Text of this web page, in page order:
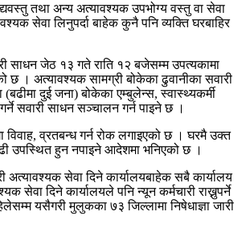
तथा अन्य अत्यावश्यक उपभोग्य वस्तु वा सेवा
सेवा लिनुपर्दा बाहेक कुनै पनि व्यक्ति घरबाहिर
साधन जेठ १३ गते राति १२ बजेसम्म उपत्यकामा
छ । अत्यावश्यक सामग्री बोकेका ढुवानीका सवारी
(बढीमा दुई जना) बोकेका एम्बुलेन्स, स्वास्थ्यकर्मी
सवारी साधन सञ्चालन गर्न पाइने छ ।
विवाह, व्रतबन्ध गर्न रोक लगाइएको छ । घरमै उक्त
उपस्थित हुन नपाइने आदेशमा भनिएको छ ।
सेवा दिने कार्यालयबाहेक सबै कार्यालय
सेवा दिने कार्यालयले पनि न्यून कर्मचारी राख्नुपर्ने
यसैगरी मुलुकका ७३ जिल्लामा निषेधाज्ञा जारी